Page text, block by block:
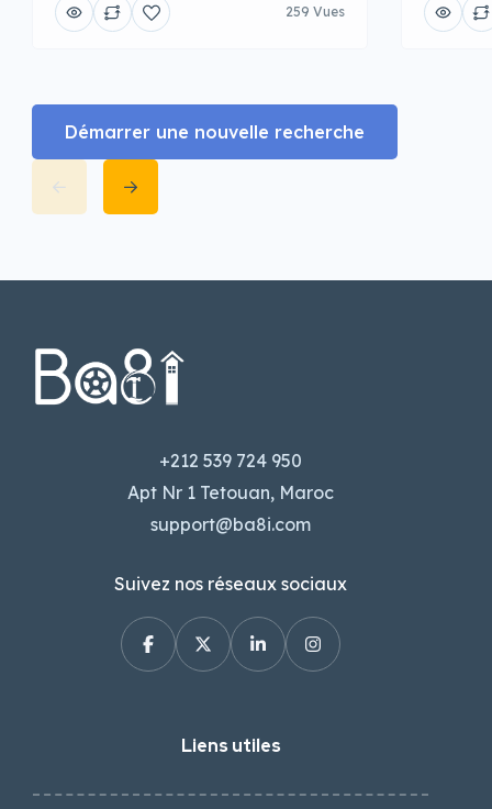
259 Vues
Démarrer une nouvelle recherche
+212 539 724 950
Apt Nr 1 Tetouan, Maroc
support@ba8i.com
Suivez nos réseaux sociaux
Liens utiles